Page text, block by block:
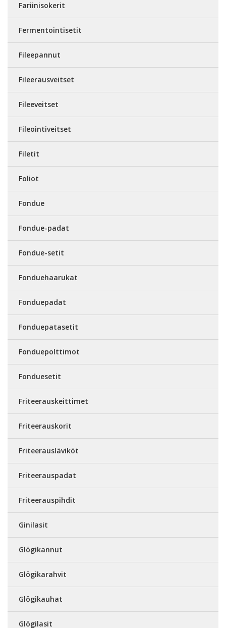
Fariinisokerit
Fermentointisetit
Fileepannut
Fileerausveitset
Fileeveitset
Fileointiveitset
Filetit
Foliot
Fondue
Fondue-padat
Fondue-setit
Fonduehaarukat
Fonduepadat
Fonduepatasetit
Fonduepolttimot
Fonduesetit
Friteerauskeittimet
Friteerauskorit
Friteerausläviköt
Friteerauspadat
Friteerauspihdit
Ginilasit
Glögikannut
Glögikarahvit
Glögikauhat
Glögilasit